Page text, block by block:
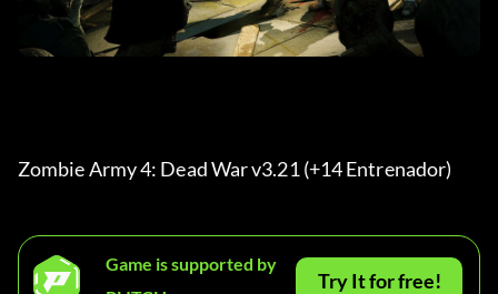
Zombie Army 4: Dead War v3.21 (+14 Entrenador)
Game is supported by
Try It for free!